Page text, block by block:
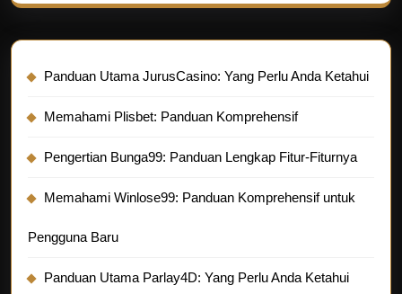
Panduan Utama JurusCasino: Yang Perlu Anda Ketahui
Memahami Plisbet: Panduan Komprehensif
Pengertian Bunga99: Panduan Lengkap Fitur-Fiturnya
Memahami Winlose99: Panduan Komprehensif untuk
Pengguna Baru
Panduan Utama Parlay4D: Yang Perlu Anda Ketahui